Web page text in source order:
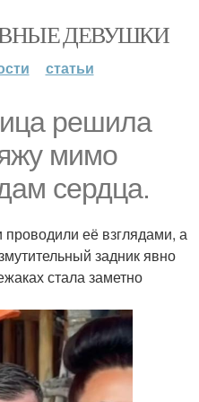
ДЕВУШКИ
статьи
решила
мимо
сердца.
её взглядами, а
задник явно
стала заметно